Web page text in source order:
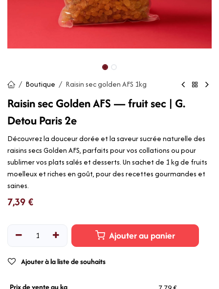
Boutique Raisin sec golden AFS 1kg
Raisin sec Golden AFS — fruit sec | G.
Detou Paris 2e
Découvrez la douceur dorée et la saveur sucrée naturelle des
raisins secs Golden AFS, parfaits pour vos collations ou pour
sublimer vos plats salés et desserts. Un sachet de 1 kg de fruits
moelleux et riches en goût, pour des recettes gourmandes et
saines.
7,39 €
Ajouter au panier
Ajouter à la liste de souhaits
Prix de vente au kg